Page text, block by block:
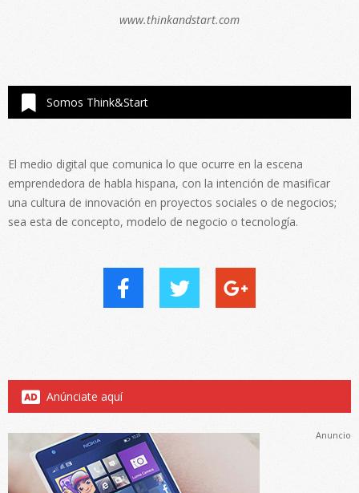
www.thinkandstart.com
Somos Think&Start
El medio digital que comunica lo que ocurre en la escena
emprendedora de habla hispana, con la intención de masificar
una cultura de innovación en proyectos sociales o de negocios;
sea esta de concepto, modelo de negocio o tecnología.
Anúnciate aquí
Anuncio